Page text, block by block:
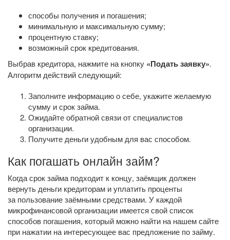
способы получения и погашения;
минимальную и максимальную сумму;
процентную ставку;
возможный срок кредитования.
Выбрав кредитора, нажмите на кнопку «Подать заявку».
Алгоритм действий следующий:
Заполните информацию о себе, укажите желаемую
сумму и срок займа.
Ожидайте обратной связи от специалистов
организации.
Получите деньги удобным для вас способом.
Как погашать онлайн займ?
Когда срок займа подходит к концу, заёмщик должен
вернуть деньги кредиторам и уплатить проценты
за пользование заёмными средствами. У каждой
микрофинансовой организации имеется свой список
способов погашения, который можно найти на нашем сайте
при нажатии на интересующее вас предложение по займу.